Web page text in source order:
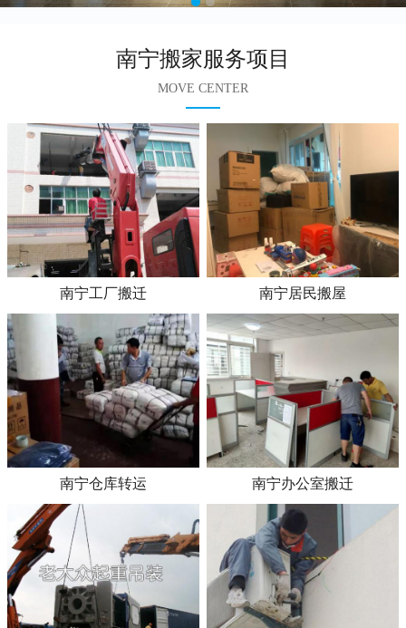
南宁搬家服务项目
MOVE CENTER
南宁工厂搬迁 南宁居民搬屋
南宁仓库转运 南宁办公室搬迁